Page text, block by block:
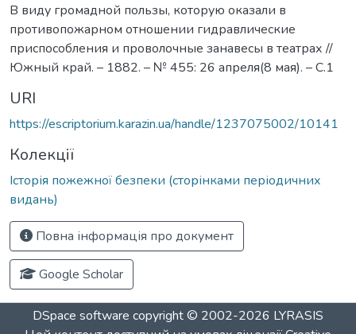
В виду громадной пользы, которую оказали в
противопожарном отношении гидравлические
приспособления и проволочные занавесы в театрах //
Южный край. – 1882. – № 455: 26 апреля(8 мая). – С.1
URI
https://escriptorium.karazin.ua/handle/1237075002/10141
Колекції
Історія пожежної безпеки (сторінками періодичних
видань)
Повна інформація про документ
Google Scholar
DSpace software copyright © 2002-2026 LYRASIS